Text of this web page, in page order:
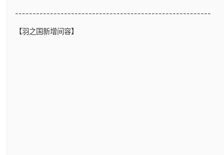
--------------------------------------------------------
【羽之国新增间容】